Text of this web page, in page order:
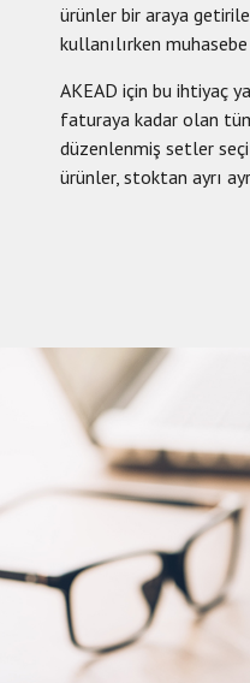
ürünler bir araya
kullanılırken
AKEAD için bu ihtiyaç
faturaya kadar olan
düzenlenmiş setler
ürünler, stoktan ayrı